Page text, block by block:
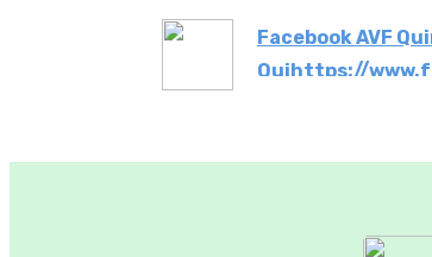
Facebook AVF
Quihttps://